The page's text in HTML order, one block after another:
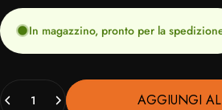
In magazzino, pronto per la
AGGIUNGI